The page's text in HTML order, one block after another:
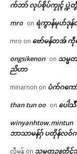
မုညးတအ် ဟီု မုညးတအ် ဂ
ပ်ကဵုအကာဲအရာ ဍုင်ကျာ်ပိ
In "Vox Pop"
က်ဘာ် လုပ်စိုပ်ကၠုၚ် ပ္ဍဲတွဵု
mro on ရဲကွာန်မုဟ်ဒုန်
mro on ဗော်မန်တအ်
ongsikenon on သမ္မ
ညိဟာ
minarnon on ပံက်ဂကောံ
than tun oo on ပေ
winyanhtow.mintun
ဘာသာမန်ဂှ် ပတိုန်လဝ်
လွီမန် on သမ္မတဥူတိၚ်